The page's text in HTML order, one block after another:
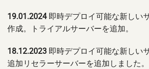
19.01.2024即時デプロイ可能な新しい
作成。トライアルサーバーを追加。
18.12.2023 即時デプロイ可能な新しい
追加リセラーサーバーを追加しました。